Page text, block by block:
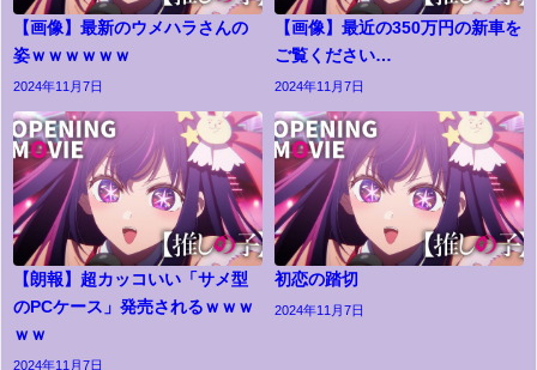
【画像】最新のウメハラさんの
姿ｗｗｗｗｗｗ
2024年11月7日
【画像】最近の350万円の新車を
ご覧ください…
2024年11月7日
【朗報】超カッコいい「サメ型
のPCケース」発売されるｗｗｗ
ｗｗ
2024年11月7日
初恋の踏切
2024年11月7日